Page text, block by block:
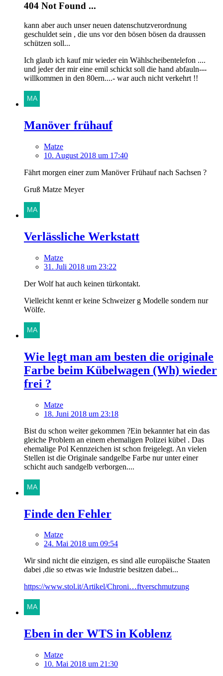
404 Not Found ...
kann aber auch unser neuen datenschutzverordnung
geschuldet sein , die uns vor den bösen bösen da draussen
schützen soll...
Ich glaub ich kauf mir wieder ein Wählscheibentelefon ....
und jeder der mir eine emil schickt soll die hand abfauln---
willkommen in den 80ern....- war auch nicht verkehrt !!
Manöver frühauf
Matze
10. August 2018 um 17:40
Fährt morgen einer zum Manöver Frühauf nach Sachsen ?
Gruß Matze Meyer
Verlässliche Werkstatt
Matze
31. Juli 2018 um 23:22
Der Wolf hat auch keinen türkontakt.
Vielleicht kennt er keine Schweizer g Modelle sondern nur
Wölfe.
Wie legt man am besten die originale
Farbe beim Kübelwagen (Wh) wieder
frei ?
Matze
18. Juni 2018 um 23:18
Bist du schon weiter gekommen ?Ein bekannter hat ein das
gleiche Problem an einem ehemaligen Polizei kübel . Das
ehemalige Pol Kennzeichen ist schon freigelegt. An vielen
Stellen ist die Originale sandgelbe Farbe nur unter einer
schicht auch sandgelb verborgen....
Finde den Fehler
Matze
24. Mai 2018 um 09:54
Wir sind nicht die einzigen, es sind alle europäische Staaten
dabei ,die so etwas wie Industrie besitzen dabei...
https://www.stol.it/Artikel/Chroni…ftverschmutzung
Eben in der WTS in Koblenz
Matze
10. Mai 2018 um 21:30